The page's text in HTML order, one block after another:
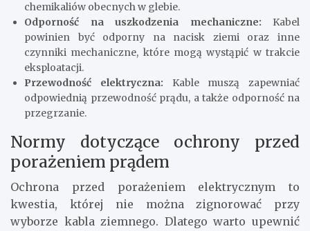
chemikaliów obecnych w glebie.
Odporność na uszkodzenia mechaniczne: Kabel
powinien być odporny na nacisk ziemi oraz inne
czynniki mechaniczne, które mogą wystąpić w trakcie
eksploatacji.
Przewodność elektryczna: Kable muszą zapewniać
odpowiednią przewodność prądu, a także odporność na
przegrzanie.
Normy dotyczące ochrony przed
porażeniem prądem
Ochrona przed porażeniem elektrycznym to
kwestia, której nie można zignorować przy
wyborze kabla ziemnego. Dlatego warto upewnić